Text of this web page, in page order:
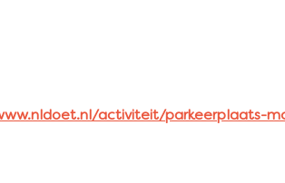
activiteit/parkeerplaats-